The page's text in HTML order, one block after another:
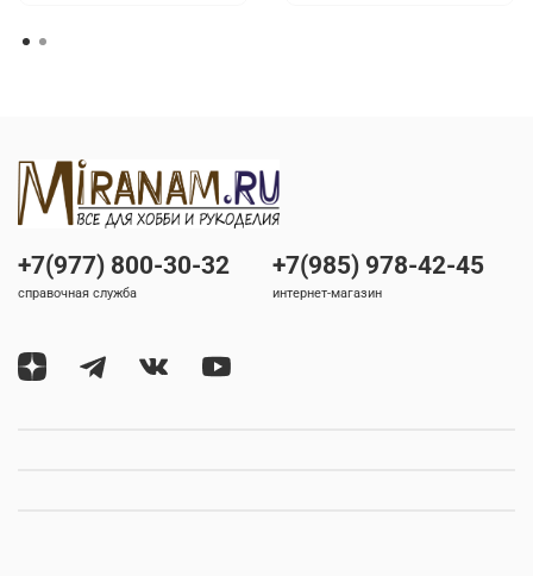
+7(977) 800-30-32
справочная служба
+7(985) 978-42-45
интернет-магазин